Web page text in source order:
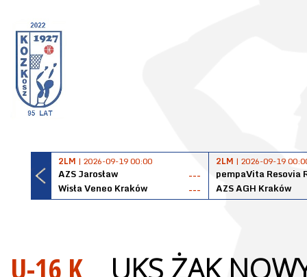
2LM | 2026-09-19 00:00
AZS Jarosław
---
Wisła Veneo Kraków
---
2LM | 2026-09-19
pempaVita Resovia
AZS AGH Kraków
U-16 K UKS ŻAK